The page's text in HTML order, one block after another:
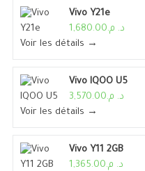
Vivo Y21e
د. م.1,680.00
Voir les détails →
Vivo IQOO U5
د. م.3,570.00
Voir les détails →
Vivo Y11 2GB
د. م.1,365.00